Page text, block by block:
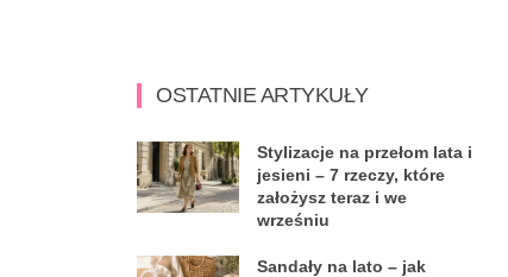
OSTATNIE ARTYKUŁY
Stylizacje na przełom lata i
jesieni – 7 rzeczy, które
założysz teraz i we
wrześniu
Sandały na lato – jak